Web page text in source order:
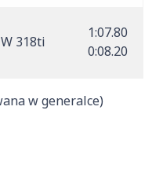
318ti
1:07.80
0:08.20
w generalce)